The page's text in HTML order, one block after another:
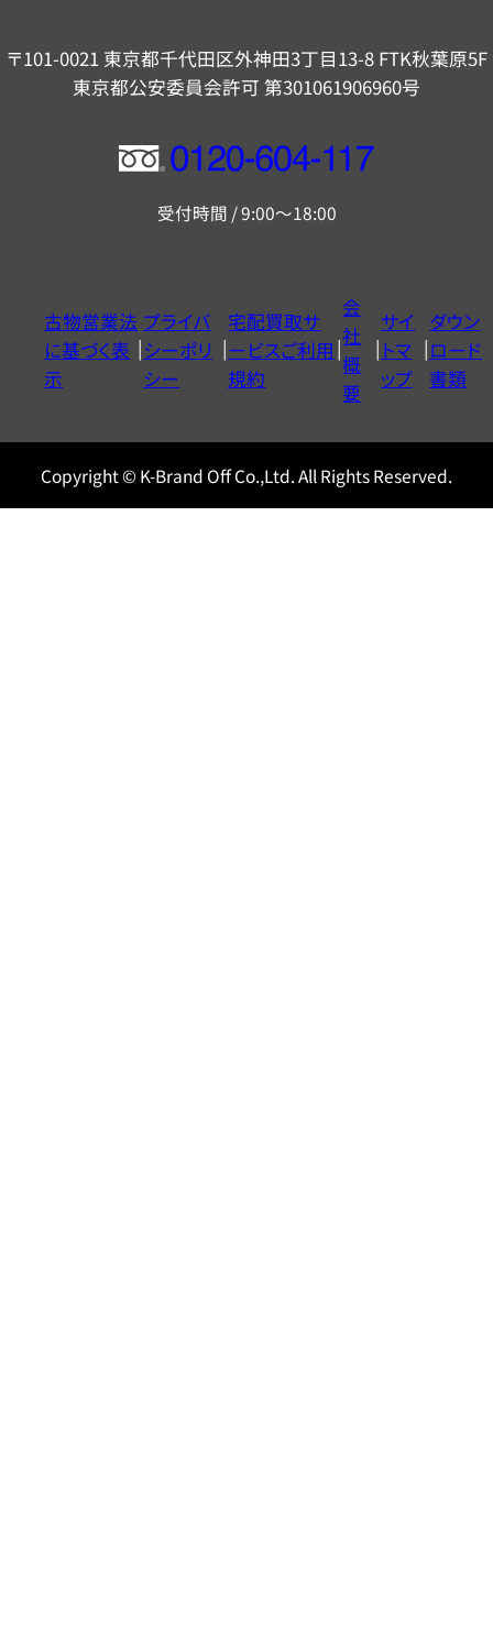
〒101-0021 東京都千代田区外神田3丁目13-8 FTK秋葉原5F
東京都公安委員会許可 第301061906960号
フ
ー
ヤ
ル
0120604117
受付時間 / 9:00～18:00
古物営業法
に基づく表
示
プライバ
シーポリ
シー
宅配買取サ
ービスご利用
規約
会
社
概
要
サイ
トマ
ップ
ダウン
ロード
書類
Copyright © K-Brand Off Co.,Ltd. All Rights Reserved.